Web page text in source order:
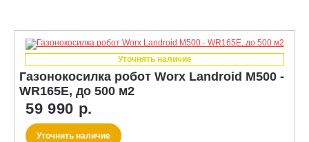
Уточнять наличие
Газонокосилка робот Worx Landroid M500 -
WR165E, до 500 м2
59 990 р.
Уточнить наличие